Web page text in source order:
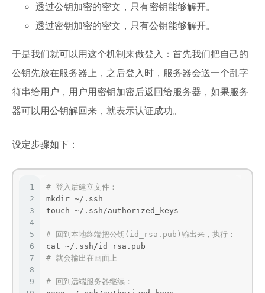
透过公钥加密的密文，只有密钥能够解开。
透过密钥加密的密文，只有公钥能够解开。
于是我们就可以用这个机制来做登入：首先我们把自己的
公钥先放在服务器上，之后登入时，服务器会送一个乱字
符串给用户，用户用密钥加密后返回给服务器，如果服务
器可以用公钥解回来，就表示认证成功。
设定步骤如下：
1
2
3
4
5
6
7
8
9
# 登入后建立文件：
mkdir ~/.ssh
touch ~/.ssh/authorized_keys
# 回到本地终端把公钥(id_rsa.pub)输出来，执行：
cat ~/.ssh/id_rsa.pub
# 就会输出在画面上
# 回到远端服务器继续：